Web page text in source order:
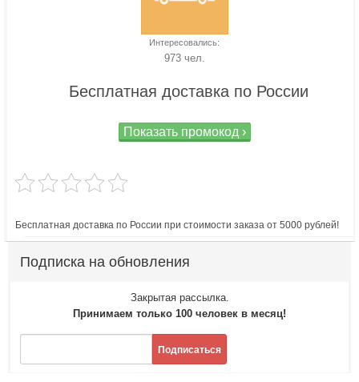
Интересовались:
973 чел.
Бесплатная доставка по России
Показать промокод ›
Бесплатная доставка по России при стоимости заказа от 5000 рублей!
Подписка на обновления
Закрытая рассылка.
Принимаем только 100 человек в месяц!
Подписаться